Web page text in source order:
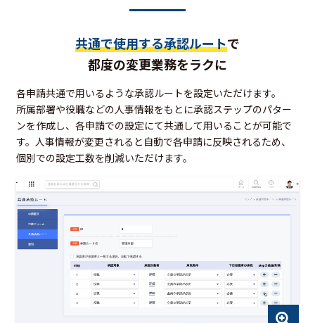
共通で使用する承認ルートで
都度の変更業務をラクに
各申請共通で用いるような承認ルートを設定いただけます。
所属部署や役職などの人事情報をもとに承認ステップのパター
ンを作成し、各申請での設定にて共通して用いることが可能で
す。人事情報が変更されると自動で各申請に反映されるため、
個別での設定工数を削減いただけます。